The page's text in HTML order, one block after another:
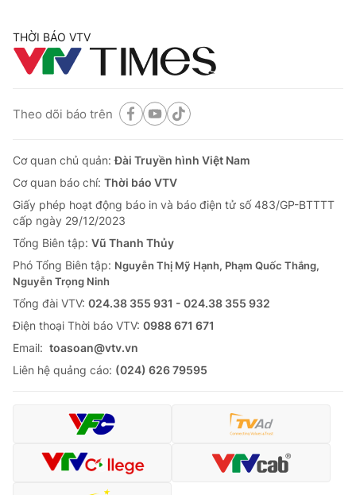
THỜI BÁO VTV
Theo dõi báo trên
Cơ quan chủ quản:Đài Truyền hình Việt Nam
Cơ quan báo chí: Thời báo VTV
Giấy phép hoạt động báo in và báo điện tử số 483/GP-BTTTT
cấp ngày 29/12/2023
Tổng Biên tập: Vũ Thanh Thủy
Phó Tổng Biên tập: Nguyễn Thị Mỹ Hạnh, Phạm Quốc Thắng,
Nguyễn Trọng Ninh
Tổng đài VTV: 024.38 355 931 - 024.38 355 932
Ðiện thoại Thời báo VTV: 0988 671 671
Email: toasoan@vtv.vn
Liên hệ quảng cáo: (024) 626 79595